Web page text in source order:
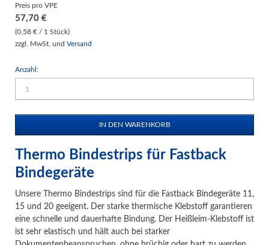
Preis pro VPE
57,70 €
(0,58 € / 1 Stück)
zzgl. MwSt. und Versand
Anzahl:
Thermo Bindestrips für Fastback
Bindegeräte
Unsere Thermo Bindestrips sind für die Fastback Bindegeräte 11,
15 und 20 geeigent. Der starke thermische Klebstoff garantieren
eine schnelle und dauerhafte Bindung. Der Heißleim-Klebstoff ist
ist sehr elastisch und hält auch bei starker